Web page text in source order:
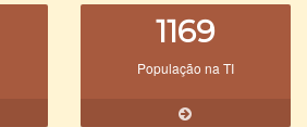
1169
População na TI